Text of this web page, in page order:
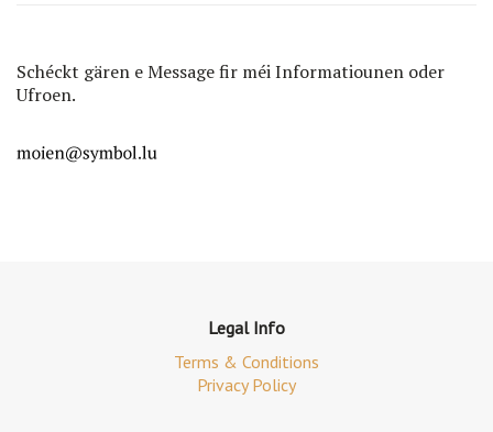
Schéckt gären e Message fir méi Informatiounen oder
Ufroen.
Legal Info
Terms & Conditions
Privacy Policy